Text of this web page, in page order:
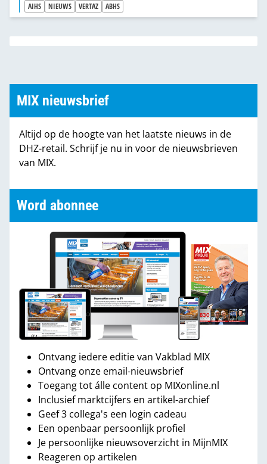
AIHS NIEUWS VERTAZ ABHS
MIX nieuwsbrief
Altijd op de hoogte van het laatste nieuws in de
DHZ-retail. Schrijf je nu in voor de nieuwsbrieven
van MIX.
Word abonnee
Ontvang iedere editie van Vakblad MIX
Ontvang onze email-nieuwsbrief
Toegang tot álle content op MIXonline.nl
Inclusief marktcijfers en artikel-archief
Geef 3 collega's een login cadeau
Een openbaar persoonlijk profiel
Je persoonlijke nieuwsoverzicht in MijnMIX
Reageren op artikelen